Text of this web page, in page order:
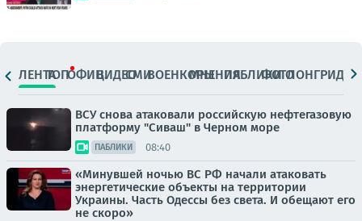
ЛЕНТАТОПОФИЦ.ВИДЕОСМИВОЕНКОРЫМНЕНИЯПАБЛИКИ
ФОТОЛОНГРИДЫ
ВСУ снова атаковали российскую нефтегазовую
платформу "Сиваш" в Черном море
ПАБЛИКИ 08:40
«Минувшей ночью ВС РФ начали атаковать
энергетические объекты на территории
Украины. Часть Одессы без света. И обещают его
не скоро»